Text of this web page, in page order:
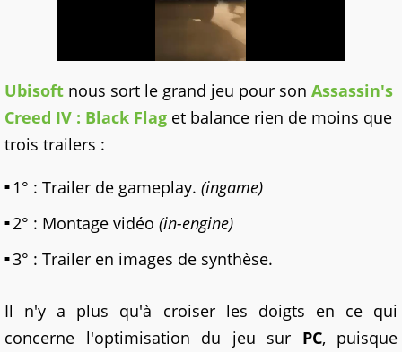
Ubisoft nous sort le grand jeu pour son Assassin's
Creed IV : Black Flag et balance rien de moins que
trois trailers :
1° : Trailer de gameplay. (ingame)
2° : Montage vidéo (in-engine)
3° : Trailer en images de synthèse.
Il n'y a plus qu'à croiser les doigts en ce qui
concerne l'optimisation du jeu sur PC, puisque